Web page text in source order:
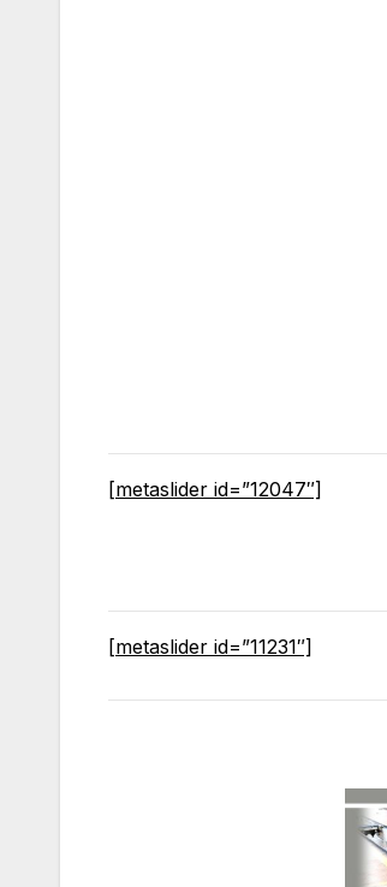
[metaslider id=”12047″]
[metaslider id=”11231″]